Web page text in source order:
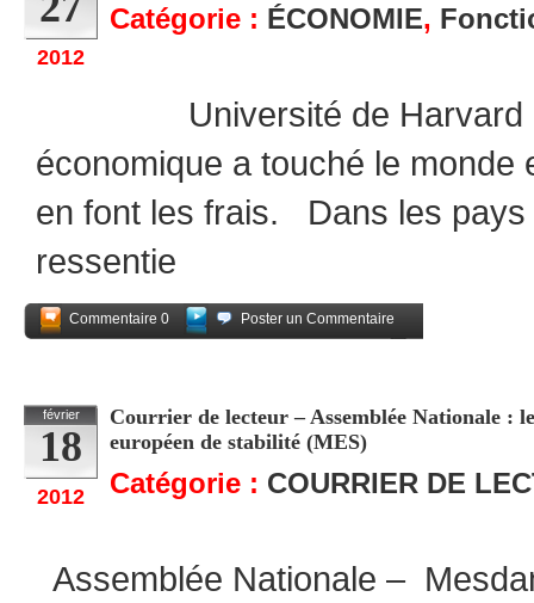
2012
Catégorie : ÉCONOMIE,
Université de Harvard La
économique a touché le monde
en font les frais. Dans les pays
ressentie
Commentaire 0
Poster un Commentaire
février
18
2012
Courrier de lecteur – Assemblée Nationale :
européen de stabilité (MES)
Catégorie : COURRIER DE
Assemblée Nationale –